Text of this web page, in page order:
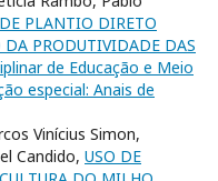
PLANTIO DIRETO
PRODUTIVIDADE DAS
de Educação e Meio
especial: Anais de
Vinícius Simon,
Candido, USO DE